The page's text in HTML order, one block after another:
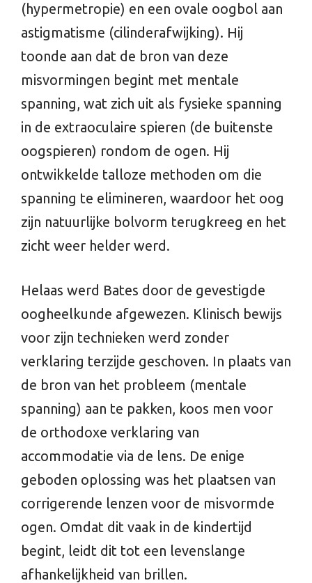
(hypermetropie) en een ovale oogbol aan
astigmatisme (cilinderafwijking). Hij
toonde aan dat de bron van deze
misvormingen begint met mentale
spanning, wat zich uit als fysieke spanning
in de extraoculaire spieren (de buitenste
oogspieren) rondom de ogen. Hij
ontwikkelde talloze methoden om die
spanning te elimineren, waardoor het oog
zijn natuurlijke bolvorm terugkreeg en het
zicht weer helder werd.
Helaas werd Bates door de gevestigde
oogheelkunde afgewezen. Klinisch bewijs
voor zijn technieken werd zonder
verklaring terzijde geschoven. In plaats van
de bron van het probleem (mentale
spanning) aan te pakken, koos men voor
de orthodoxe verklaring van
accommodatie via de lens. De enige
geboden oplossing was het plaatsen van
corrigerende lenzen voor de misvormde
ogen. Omdat dit vaak in de kindertijd
begint, leidt dit tot een levenslange
afhankelijkheid van brillen.